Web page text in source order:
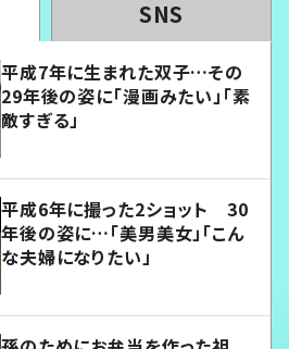
SNS
平成7年に生まれた双子…その
29年後の姿に「漫画みたい」「素
敵すぎる」
平成6年に撮った2ショット 30
年後の姿に…「美男美女」「こん
な夫婦になりたい」